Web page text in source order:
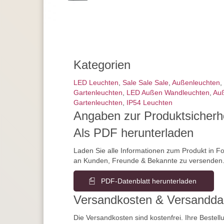
Kategorien
LED Leuchten, Sale Sale Sale, Außen­leuchten,
Gartenleuchten, LED Außen Wandleuchten,
Gartenleuchten, IP54 Leuchten
Angaben zur
Als PDF herunterladen
Laden Sie alle Informationen zum Produkt in
an Kunden, Freunde & Bekannte zu versenden.
PDF-Datenblatt herunterladen
Versandkosten &
Die Versandkosten sind kostenfrei. Ihre